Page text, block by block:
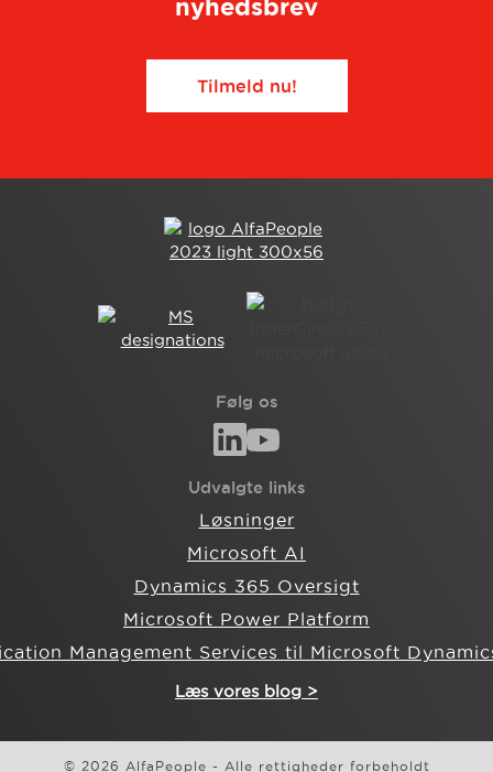
nyhedsbrev
Tilmeld nu!​
Følg os
Udvalgte links
Løsninger
Microsoft AI
Dynamics 365 Oversigt
Microsoft Power Platform
Management Services til Microsoft
Læs vores blog >
© 2026 AlfaPeople - Alle rettigheder forbeholdt